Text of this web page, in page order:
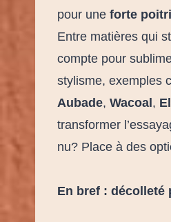
pour une forte
Entre matières qui
compte pour
stylisme, exemples
Aubade, Wacoal,
transformer
nu? Place à des
En bref :